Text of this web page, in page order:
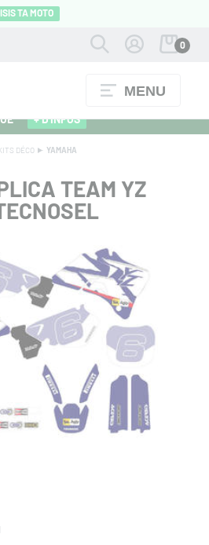
TA MOTO
0
MENU
OFFERT POUR L'ACHAT D'UNE
+ D'INFOS
DÉCO YAMAHA
TEAM YZ